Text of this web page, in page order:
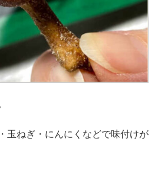
玉ねぎ・にんにくなどで味付けが